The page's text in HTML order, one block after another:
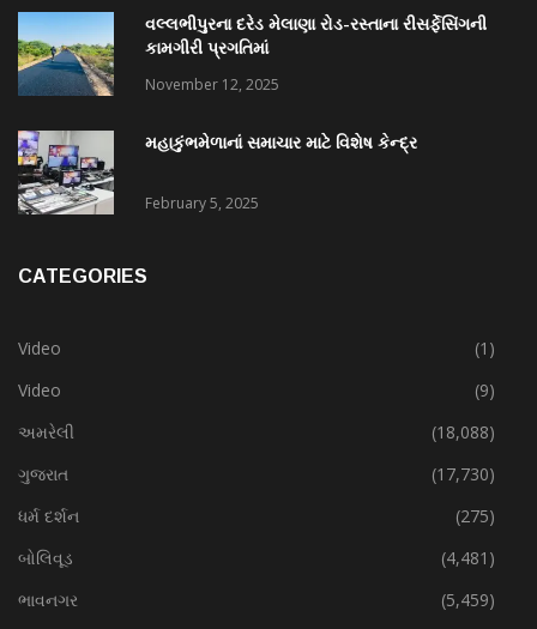
વલ્લભીપુરના દરેડ મેલાણા રોડ-રસ્તાના રીસર્ફેસિંગની
કામગીરી પ્રગતિમાં
November 12, 2025
મહાકુંભમેળાનાં સમાચાર માટે વિશેષ કેન્દ્ર
February 5, 2025
CATEGORIES
Video
(1)
Video
(9)
અમરેલી
(18,088)
ગુજરાત
(17,730)
ધર્મ દર્શન
(275)
બોલિવૂડ
(4,481)
ભાવનગર
(5,459)